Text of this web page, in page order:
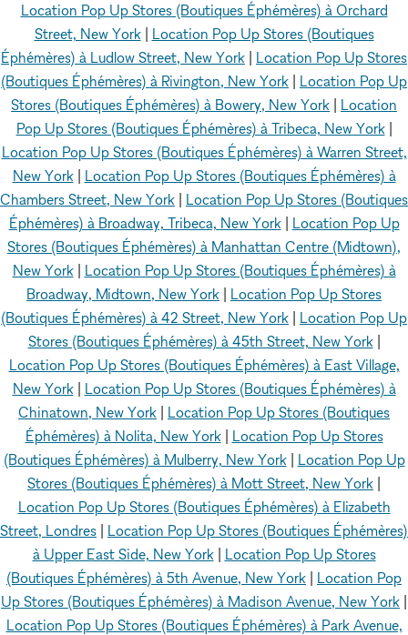
Location Pop Up Stores (Boutiques Éphémères) à Orchard
Street, New York| Location Pop Up Stores (Boutiques
Éphémères) à Ludlow Street, New York
Location Pop Up Stores
(Boutiques Éphémères) à Rivington, New York
Location Pop Up
Stores (Boutiques Éphémères) à Bowery, New York
Location
Pop Up Stores (Boutiques Éphémères) à Tribeca, New York|
Location Pop Up Stores (Boutiques Éphémères) à Warren Street,
New York| Location Pop Up Stores (Boutiques Éphémères) à
Chambers Street, New York
Location Pop Up Stores (Boutiques
Éphémères) à Broadway, Tribeca, New York| Location Pop Up
Stores (Boutiques Éphémères) à Manhattan Centre (Midtown),
New York| Location Pop Up Stores (Boutiques Éphémères) à
Broadway, Midtown, New York
Location Pop Up Stores
(Boutiques Éphémères) à 42 Street, New York
Location Pop Up
Stores (Boutiques Éphémères) à 45th Street, New York|
Location Pop Up Stores (Boutiques Éphémères) à East Village,
New York| Location Pop Up Stores (Boutiques Éphémères) à
Chinatown, New York
Location Pop Up Stores (Boutiques
Éphémères) à Nolita, New York| Location Pop Up Stores
(Boutiques Éphémères) à Mulberry, New York| Location Pop Up
Stores (Boutiques Éphémères) à Mott Street, New York
Location Pop Up Stores (Boutiques Éphémères) à Elizabeth
Street, Londres
Location Pop Up Stores (Boutiques Éphémères)
à Upper East Side, New York| Location Pop Up Stores
(Boutiques Éphémères) à 5th Avenue, New York
Location Pop
Up Stores (Boutiques Éphémères) à Madison Avenue, New York
Location Pop Up Stores (Boutiques Éphémères) à Park Avenue,